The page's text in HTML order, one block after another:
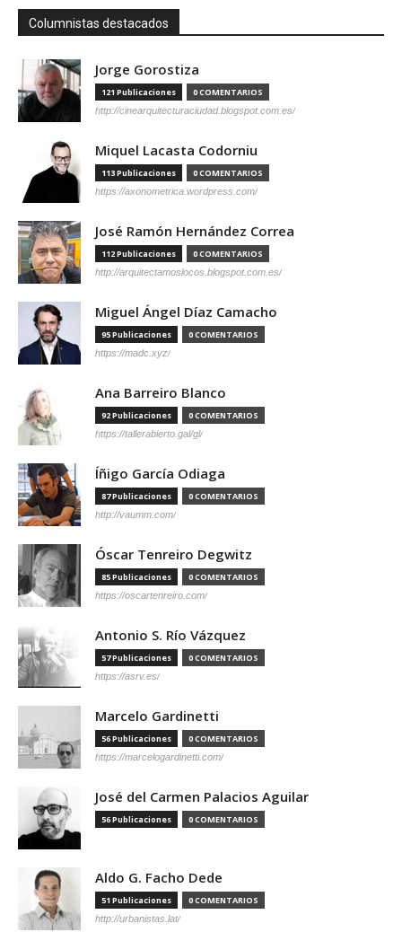
Columnistas destacados
Jorge Gorostiza
121 Publicaciones 0 COMENTARIOS
http://cinearquitecturaciudad.blogspot.com.es/
Miquel Lacasta Codorniu
113 Publicaciones 0 COMENTARIOS
https://axonometrica.wordpress.com/
José Ramón Hernández Correa
112 Publicaciones 0 COMENTARIOS
http://arquitectamoslocos.blogspot.com.es/
Miguel Ángel Díaz Camacho
95 Publicaciones 0 COMENTARIOS
https://madc.xyz/
Ana Barreiro Blanco
92 Publicaciones 0 COMENTARIOS
https://tallerabierto.gal/gl/
Íñigo García Odiaga
87 Publicaciones 0 COMENTARIOS
http://vaumm.com/
Óscar Tenreiro Degwitz
85 Publicaciones 0 COMENTARIOS
https://oscartenreiro.com/
Antonio S. Río Vázquez
57 Publicaciones 0 COMENTARIOS
https://asrv.es/
Marcelo Gardinetti
56 Publicaciones 0 COMENTARIOS
https://marcelogardinetti.com/
José del Carmen Palacios Aguilar
56 Publicaciones 0 COMENTARIOS
Aldo G. Facho Dede
51 Publicaciones 0 COMENTARIOS
http://urbanistas.lat/